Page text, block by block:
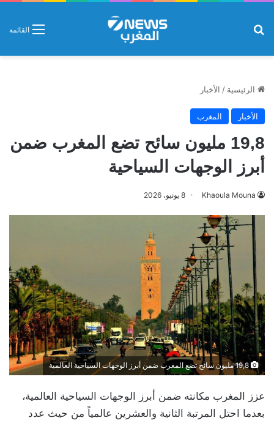
القائمة
الرئيسية / الأخبار
الأخبار المغرب
19,8 مليون سائح تضع المغرب ضمن
أبرز الوجهات السياحية
Khaoula Mouna 8 يونيو، 2026
عزز المغرب مكانته ضمن أبرز الوجهات السياحية العالمية،
بعدما احتل المرتبة الثانية والعشرين عالمياً من حيث عدد